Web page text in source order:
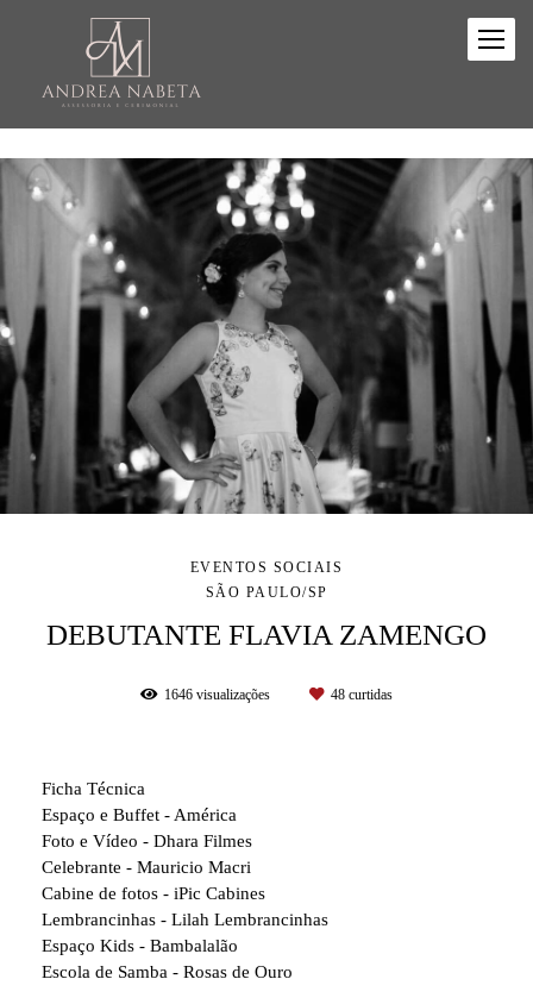
EVENTOS SOCIAIS
SÃO PAULO/SP
DEBUTANTE FLAVIA ZAMENGO
1646 visualizações 48 curtidas
Ficha Técnica
Espaço e Buffet - América
Foto e Vídeo - Dhara Filmes
Celebrante - Mauricio Macri
Cabine de fotos - iPic Cabines
Lembrancinhas - Lilah Lembrancinhas
Espaço Kids - Bambalalão
Escola de Samba - Rosas de Ouro